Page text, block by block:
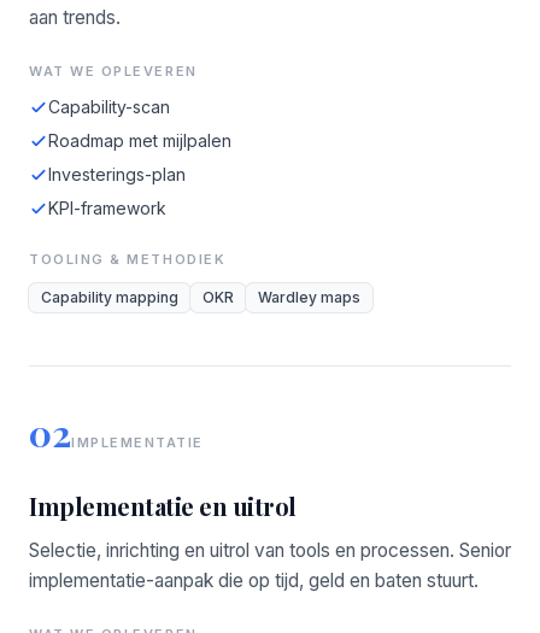
aan trends.
WAT WE OPLEVEREN
Capability-scan
Roadmap met mijlpalen
Investerings-plan
KPI-framework
TOOLING & METHODIEK
Capability mapping OKR Wardley maps
02IMPLEMENTATIE
Implementatie en uitrol
Selectie, inrichting en uitrol van tools en processen. Senior
implementatie-aanpak die op tijd, geld en baten stuurt.